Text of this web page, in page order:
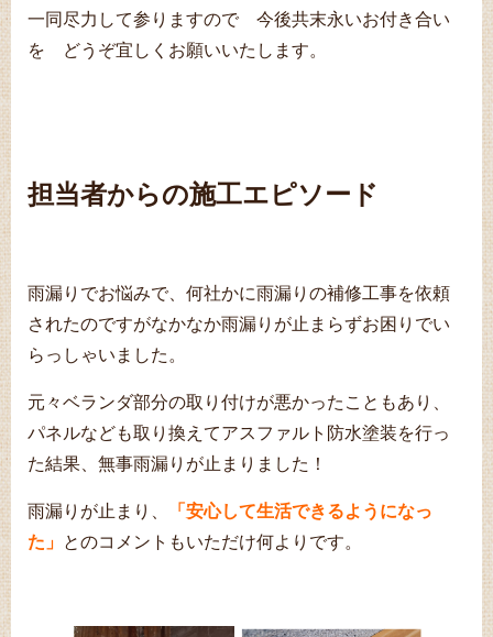
一同尽力して参りますので 今後共末永いお付き合い
を どうぞ宜しくお願いいたします。
担当者からの施工エピソード
雨漏りでお悩みで、何社かに雨漏りの補修工事を依頼
されたのですがなかなか雨漏りが止まらずお困りでい
らっしゃいました。
元々ベランダ部分の取り付けが悪かったこともあり、
パネルなども取り換えてアスファルト防水塗装を行っ
た結果、無事雨漏りが止まりました！
雨漏りが止まり、
「安心して生活できるようになっ
た」 とのコメントもいただけ何よりです。